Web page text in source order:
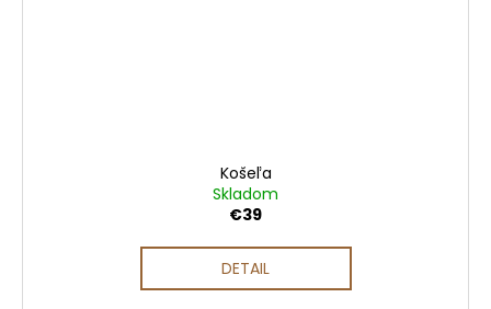
Košeľa
Skladom
€39
DETAIL